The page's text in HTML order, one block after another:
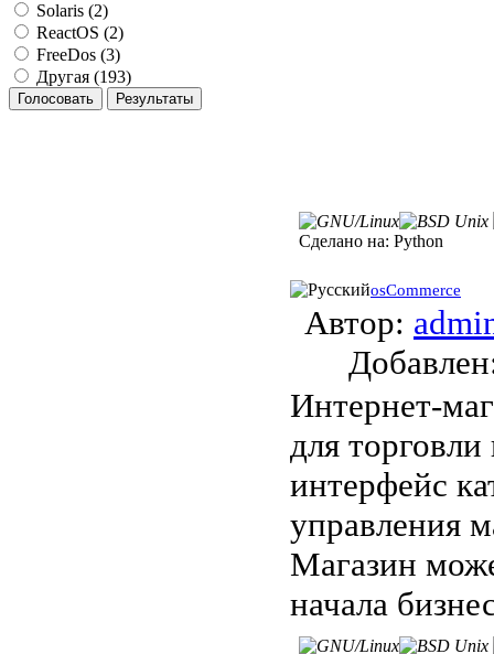
Solaris (2)
ReactOS (2)
FreeDos (3)
Другая (193)
Сделано на: Python
osCommerce
Автор:
Интернет-
для
интерфейс
управления
Магазин
начала